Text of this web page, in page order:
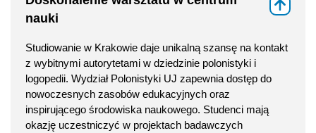
nauki
Studiowanie w Krakowie daje unikalną szansę na kontakt
z wybitnymi autorytetami w dziedzinie polonistyki i
logopedii. Wydział Polonistyki UJ zapewnia dostęp do
nowoczesnych zasobów edukacyjnych oraz
inspirującego środowiska naukowego. Studenci mają
okazję uczestniczyć w projektach badawczych